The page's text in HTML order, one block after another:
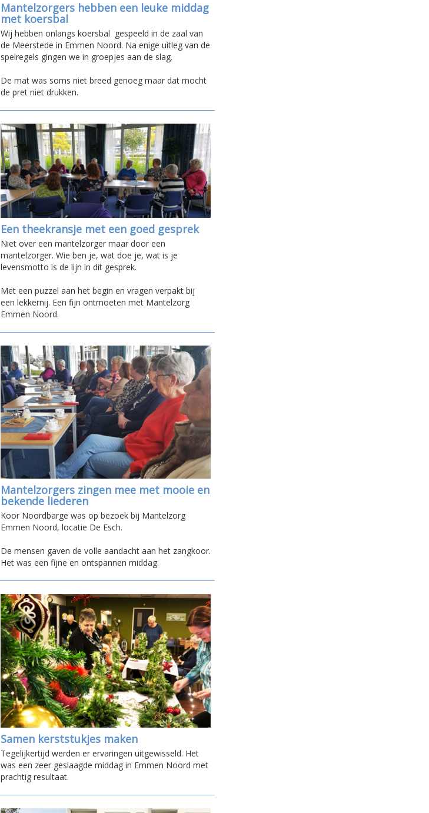
Mantelzorgers hebben een leuke middag
met koersbal
Wij hebben onlangs koersbal gespeeld in de zaal van
de Meerstede in Emmen Noord. Na enige uitleg van de
spelregels gingen we in groepjes aan de slag.
De mat was soms niet breed genoeg maar dat mocht
de pret niet drukken.
Een theekransje met een goed gesprek
Niet over een mantelzorger maar door een
mantelzorger. Wie ben je, wat doe je, wat is je
levensmotto is de lijn in dit gesprek.
Met een puzzel aan het begin en vragen verpakt bij
een lekkernij. Een fijn ontmoeten met Mantelzorg
Emmen Noord.
Mantelzorgers zingen mee met mooie en
bekende liederen
Koor Noordbarge was op bezoek bij Mantelzorg
Emmen Noord, locatie De Esch.
De mensen gaven de volle aandacht aan het zangkoor.
Het was een fijne en ontspannen middag.
Samen kerststukjes maken
Tegelijkertijd werden er ervaringen uitgewisseld. Het
was een zeer geslaagde middag in Emmen Noord met
prachtig resultaat.